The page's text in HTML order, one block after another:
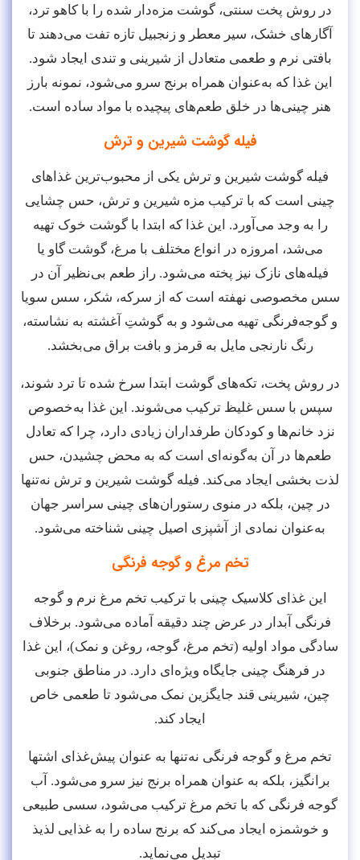
در روش پخت سنتی، گوشت مزه‌دار شده را با کاهو ترد،
آگارهای خشک، سیر معطر و زنجبیل تازه تفت می‌دهند تا
بافتی نرم و طعمی متعادل از شیرینی و تندی ایجاد شود.
این غذا که به‌عنوان همراه برنج سرو می‌شود، نمونه بارز
هنر چینی‌ها در خلق طعم‌های پیچیده با مواد ساده است.
فیله گوشت شیرین و ترش
فیله گوشت شیرین و ترش یکی از محبوب‌ترین غذاهای
چینی است که با ترکیب مزه شیرین و ترش، حس چشایی
را به وجد می‌آورد. این غذا که ابتدا با گوشت خوک تهیه
می‌شد، امروزه در انواع مختلف با مرغ، گوشت گاو یا
فیله‌های نازک نیز پخته می‌شود. راز طعم بی‌نظیر آن در
سس مخصوصی نهفته است که از سرکه، شکر، سس سویا
و گوجه‌فرنگی تهیه می‌شود و به گوشتِ آغشته به نشاسته،
رنگ نارنجی مایل به قرمز و بافت براق می‌بخشد.
در روش پخت، تکه‌های گوشت ابتدا سرخ شده تا ترد شوند،
سپس با سس غلیظ ترکیب می‌شوند. این غذا به‌خصوص
نزد خانم‌ها و کودکان طرفداران زیادی دارد، چرا که تعادل
طعم‌ها در آن به‌گونه‌ای است که به محض چشیدن، حس
لذت بخشی ایجاد می‌کند. فیله گوشت شیرین و ترش نه‌تنها
در چین، بلکه در منوی رستوران‌های چینی سراسر جهان
به‌عنوان نمادی از آشپزی اصیل چینی شناخته می‌شود.
تخم مرغ و گوجه فرنگی
این غذای کلاسیک چینی با ترکیب تخم مرغ نرم و گوجه
فرنگی آبدار در عرض چند دقیقه آماده می‌شود. برخلاف
سادگی مواد اولیه (تخم مرغ، گوجه، روغن و نمک)، این غذا
در فرهنگ چینی جایگاه ویژه‌ای دارد. در مناطق جنوبی
چین، شیرینی قند جایگزین نمک می‌شود تا طعمی خاص
ایجاد کند.
تخم مرغ و گوجه فرنگی نه‌تنها به عنوان پیش‌غذای اشتها
برانگیز، بلکه به عنوان همراه برنج نیز سرو می‌شود. آب
گوجه فرنگی که با تخم مرغ ترکیب می‌شود، سسی طبیعی
و خوشمزه ایجاد می‌کند که برنج ساده را به غذایی لذیذ
تبدیل می‌نماید.